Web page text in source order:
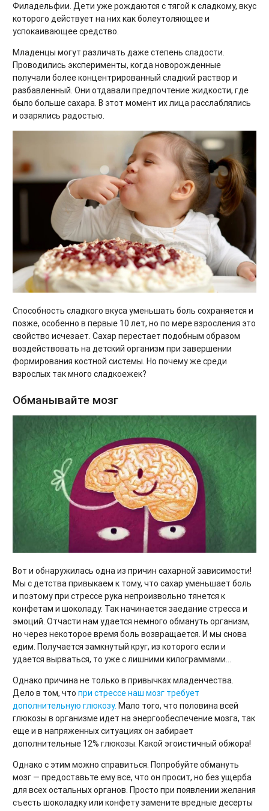
Филадельфии. Дети уже рождаются с тягой к сладкому, вкус
которого действует на них как болеутоляющее и
успокаивающее средство.
Младенцы могут различать даже степень сладости.
Проводились эксперименты, когда новорожденные
получали более концентрированный сладкий раствор и
разбавленный. Они отдавали предпочтение жидкости, где
было больше сахара. В этот момент их лица расслаблялись
и озарялись радостью.
Способность сладкого вкуса уменьшать боль сохраняется и
позже, особенно в первые 10 лет, но по мере взросления это
свойство исчезает. Сахар перестает подобным образом
воздействовать на детский организм при завершении
формирования костной системы. Но почему же среди
взрослых так много сладкоежек?
Обманывайте мозг
Вот и обнаружилась одна из причин сахарной зависимости!
Мы с детства привыкаем к тому, что сахар уменьшает боль
и поэтому при стрессе рука непроизвольно тянется к
конфетам и шоколаду. Так начинается заедание стресса и
эмоций. Отчасти нам удается немного обмануть организм,
но через некоторое время боль возвращается. И мы снова
едим. Получается замкнутый круг, из которого если и
удается вырваться, то уже с лишними килограммами…
Однако причина не только в привычках младенчества.
Дело в том, что при стрессе наш мозг требует
дополнительную глюкозу. Мало того, что половина всей
глюкозы в организме идет на энергообеспечение мозга, так
еще и в напряженных ситуациях он забирает
дополнительные 12% глюкозы. Какой эгоистичный обжора!
Однако с этим можно справиться. Попробуйте обмануть
мозг — предоставьте ему все, что он просит, но без ущерба
для всех остальных органов. Просто при появлении желания
съесть шоколадку или конфету замените вредные десерты